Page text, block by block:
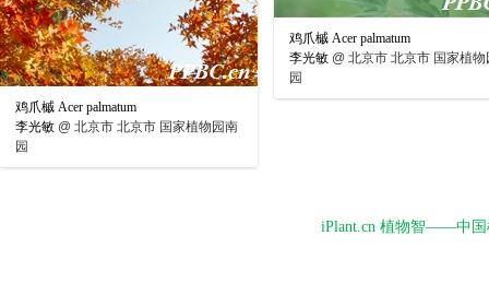
鸡爪槭 Acer palmatum
李光敏 @ 北京市 北京市 国家植物
园
鸡爪槭 Acer palmatum
李光敏 @ 北京市 北京市 国家植物园南
园
iPlant.cn 植物智——中国